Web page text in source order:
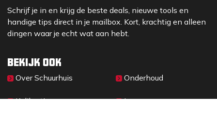
Schrijf je in en krijg de beste deals, nieuwe tools en
handige tips direct in je mailbox. Kort, krachtig en alleen
dingen waar je echt wat aan hebt.
Bekijk ook
Over Sc​huurhuis
Kalibratie
Onderhoud
Lease